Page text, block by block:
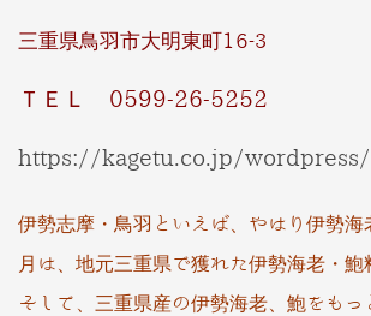
三重県鳥羽市大明東町16-3
ＴＥＬ 0599-26-5252
https://kagetu.co.jp/wordpress/
伊勢志摩・鳥羽といえば、やはり伊勢
月は、地元三重県で獲れた伊勢海老・鮑
そして、三重県産の伊勢海老、鮑をもっ